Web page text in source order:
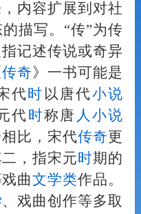
内容扩展到对社
描写。“传”为传
记述传说或奇异
传奇》一书可能是
代 时 以唐代小说
代 时称唐 人 小说
相比，宋代传奇更
，指宋元 时期的
曲文学类作品。
、戏曲创作等多取